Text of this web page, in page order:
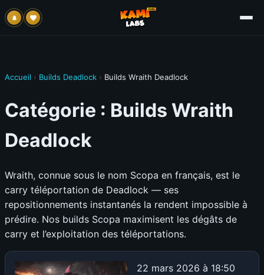
Accueil › Builds Deadlock › Builds Wraith Deadlock
Catégorie : Builds Wraith
Deadlock
Wraith, connue sous le nom Scopa en français, est le
carry téléportation de Deadlock — ses
repositionnements instantanés la rendent impossible à
prédire. Nos builds Scopa maximisent les dégâts de
carry et l’exploitation des téléportations.
22 mars 2026 à 18:50